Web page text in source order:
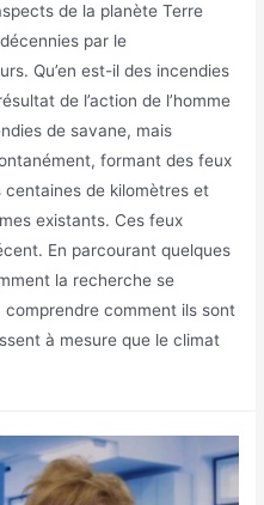
de la planète Terre
par le
Qu’en est-il des incendies
de l’action de l’homme
de savane, mais
formant des feux
centaines de kilomètres et
existants. Ces feux
En parcourant quelques
la recherche se
comment ils sont
à mesure que le climat